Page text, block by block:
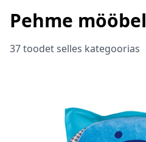
Pehme mööbel
37 toodet selles kategoorias